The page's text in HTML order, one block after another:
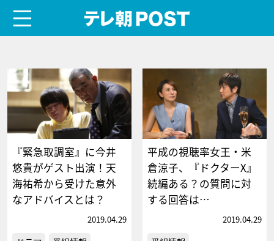
『緊急取調室』に今井
悠貴がゲスト出演！天
海祐希から受けた意外
なアドバイスとは？
2019.04.29
平成の視聴率女王・米
倉涼子、『ドクターX』
続編ある？の質問に対
する回答は…
2019.04.29